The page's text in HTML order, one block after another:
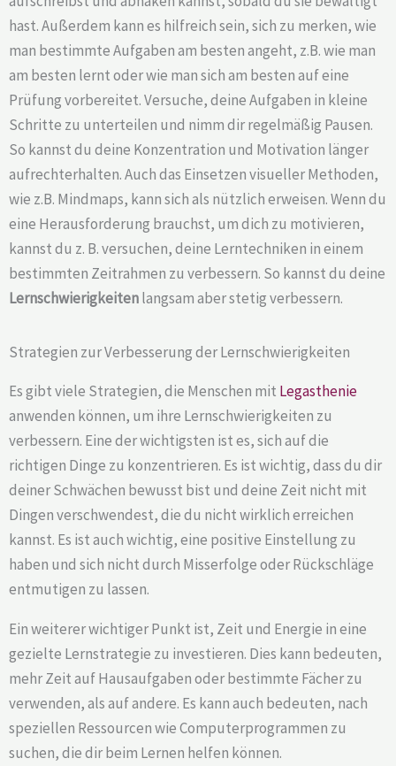
hast. Außerdem kann es hilfreich sein, sich zu merken, wie
man bestimmte Aufgaben am besten angeht, z.B. wie man
am besten lernt oder wie man sich am besten auf eine
Prüfung vorbereitet. Versuche, deine Aufgaben in kleine
Schritte zu unterteilen und nimm dir regelmäßig Pausen.
So kannst du deine Konzentration und Motivation länger
aufrechterhalten. Auch das Einsetzen visueller Methoden,
wie z.B. Mindmaps, kann sich als nützlich erweisen. Wenn du
eine Herausforderung brauchst, um dich zu motivieren,
kannst du z. B. versuchen, deine Lerntechniken in einem
bestimmten Zeitrahmen zu verbessern. So kannst du deine
Lernschwierigkeitenlangsam aber stetig verbessern.
Strategien zur Verbesserung der Lernschwierigkeiten
Es gibt viele Strategien, die Menschen mit Legasthenie
anwenden können, um ihre Lernschwierigkeiten zu
verbessern. Eine der wichtigsten ist es, sich auf die
richtigen Dinge zu konzentrieren. Es ist wichtig, dass du dir
deiner Schwächen bewusst bist und deine Zeit nicht mit
Dingen verschwendest, die du nicht wirklich erreichen
kannst. Es ist auch wichtig, eine positive Einstellung zu
haben und sich nicht durch Misserfolge oder Rückschläge
entmutigen zu lassen.
Ein weiterer wichtiger Punkt ist, Zeit und Energie in eine
gezielte Lernstrategie zu investieren. Dies kann bedeuten,
mehr Zeit auf Hausaufgaben oder bestimmte Fächer zu
verwenden, als auf andere. Es kann auch bedeuten, nach
speziellen Ressourcen wie Computerprogrammen zu
suchen, die dir beim Lernen helfen können.